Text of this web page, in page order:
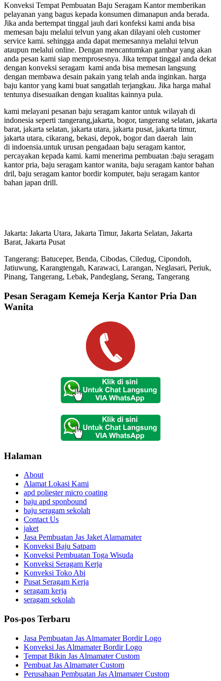
Konveksi Tempat Pembuatan Baju Seragam Kantor memberikan
pelayanan yang bagus kepada konsumen dimanapun anda berada.
Jika anda bertempat tinggal jauh dari konfeksi kami anda bisa
memesan baju melalui telvun yang akan dilayani oleh customer
service kami. sehingga anda dapat memesannya melalui telvun
ataupun melalui online. Dengan mencantumkan gambar yang akan
anda pesan kami siap memprosesnya. Jika tempat tinggal anda dekat
dengan konveksi seragam kami anda bisa memesan langsung
dengan membawa desain pakain yang telah anda inginkan. harga
baju kantor yang kami buat sangatlah terjangkau. Jika harga mahal
tentunya disesuaikan dengan kualitas kainnya pula.
kami melayani pesanan baju seragam kantor untuk wilayah di
indonesia seperti :tangerang,jakarta, bogor, tangerang selatan, jakarta
barat, jakarta selatan, jakarta utara, jakarta pusat, jakarta timur,
jakarta utara, cikarang, bekasi, depok, bogor dan daerah lain
di indoensia.untuk urusan pengadaan baju seragam kantor,
percayakan kepada kami. kami menerima pembuatan :baju seragam
kantor pria, baju seragam kantor wanita, baju seragam kantor bahan
dril, baju seragam kantor bordir komputer, baju seragam kantor
bahan japan drill.
Jakarta: Jakarta Utara, Jakarta Timur, Jakarta Selatan, Jakarta
Barat, Jakarta Pusat
Tangerang: Batuceper, Benda, Cibodas, Ciledug, Cipondoh,
Jatiuwung, Karangtengah, Karawaci, Larangan, Neglasari, Periuk,
Pinang, Tangerang, Lebak, Pandeglang, Serang, Tangerang
Pesan Seragam Kemeja Kerja Kantor Pria Dan
Wanita
Halaman
About
Alamat Lokasi Kami
apd poliester micro coating
baju apd sponbound
baju seragam sekolah
Contact Us
jaket
Jasa Pembuatan Jas Jaket Alamamater
Konveksi Baju Satpam
Konveksi Pembuatan Toga Wisuda
Konveksi Seragam Kerja
Konveksi Toko Abi
Pusat Seragam Kerja
seragam kerja
seragam sekolah
Pos-pos Terbaru
Jasa Pembuatan Jas Almamater Bordir Logo
Konveksi Jas Almamater Bordir Logo
Tempat Bikin Jas Almamater Custom
Pembuat Jas Almamater Custom
Perusahaan Pembuatan Jas Almamater Custom